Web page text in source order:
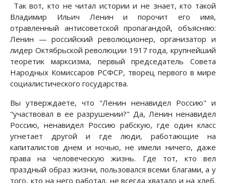
Так вот, кто не читал истории и не знает, кто такой
Владимир Ильич Ленин и порочит его имя,
отравленный антисоветской пропагандой, объясняю:
Ленин — российский революционер, организатор и
лидер Октябрьской революции 1917 года, крупнейший
теоретик марксизма, первый председатель Совета
Народных Комиссаров РСФСР, творец первого в мире
социалистического государства.
Вы утверждаете, что "Ленин ненавидел Россию" и
"участвовал в ее разрушении?" Да, Ленин ненавидел
Россию, ненавидел Россию рабскую, где один класс
угнетает другой и где люди, работающие на
капиталистов днем и ночью, не имели ничего, даже
права на человеческую жизнь. Где тот, кто вел
праздный образ жизни, пользовался всеми благами, а у
того, кто на него работал, не всегда хватало и на хлеб.